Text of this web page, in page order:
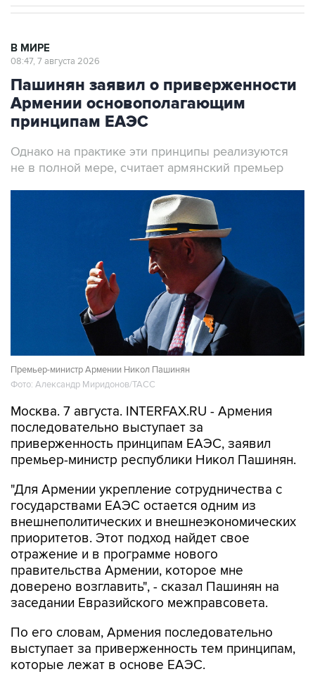
В МИРЕ
08:47, 7 августа 2026
Пашинян заявил о приверженности
Армении основополагающим
принципам ЕАЭС
Однако на практике эти принципы реализуются
не в полной мере, считает армянский премьер
Премьер-министр Армении Никол Пашинян
Фото: Александр Миридонов/ТАСС
Москва. 7 августа. INTERFAX.RU - Армения
последовательно выступает за
приверженность принципам ЕАЭС, заявил
премьер-министр республики Никол Пашинян.
"Для Армении укрепление сотрудничества с
государствами ЕАЭС остается одним из
внешнеполитических и внешнеэкономических
приоритетов. Этот подход найдет свое
отражение и в программе нового
правительства Армении, которое мне
доверено возглавить", - сказал Пашинян на
заседании Евразийского межправсовета.
По его словам, Армения последовательно
выступает за приверженность тем принципам,
которые лежат в основе ЕАЭС.